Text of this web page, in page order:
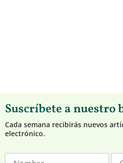
Suscríbete a nuestro
Cada semana recibirás nuevos
electrónico.